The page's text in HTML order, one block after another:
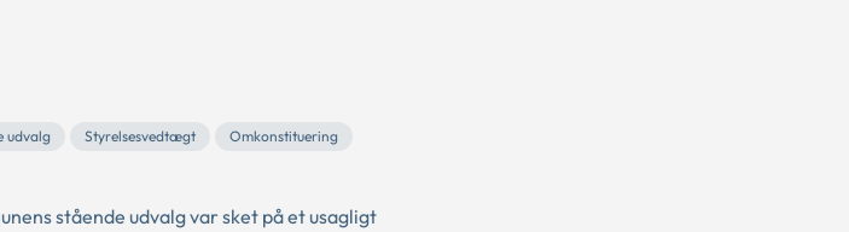
udvalg Styrelsesvedtægt
Omkonstituering
stående udvalg var sket på et usagligt